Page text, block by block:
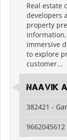
Real estate
developers
property
immersive
to explore
customer...
Naavik
382421 -
9662045612